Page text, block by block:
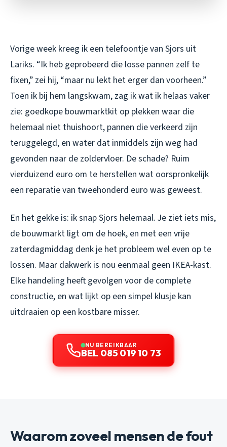
Vorige week kreeg ik een telefoontje van Sjors uit
Lariks. “Ik heb geprobeerd die losse pannen zelf te
fixen,” zei hij, “maar nu lekt het erger dan voorheen.”
Toen ik bij hem langskwam, zag ik wat ik helaas vaker
zie: goedkope bouwmarktkit op plekken waar die
helemaal niet thuishoort, pannen die verkeerd zijn
teruggelegd, en water dat inmiddels zijn weg had
gevonden naar de zoldervloer. De schade? Ruim
vierduizend euro om te herstellen wat oorspronkelijk
een reparatie van tweehonderd euro was geweest.
En het gekke is: ik snap Sjors helemaal. Je ziet iets mis,
de bouwmarkt ligt om de hoek, en met een vrije
zaterdagmiddag denk je het probleem wel even op te
lossen. Maar dakwerk is nou eenmaal geen IKEA-kast.
Elke handeling heeft gevolgen voor de complete
constructie, en wat lijkt op een simpel klusje kan
uitdraaien op een kostbare misser.
NU BEREIKBAAR
BEL 085 019 10 73
Waarom zoveel mensen de fout